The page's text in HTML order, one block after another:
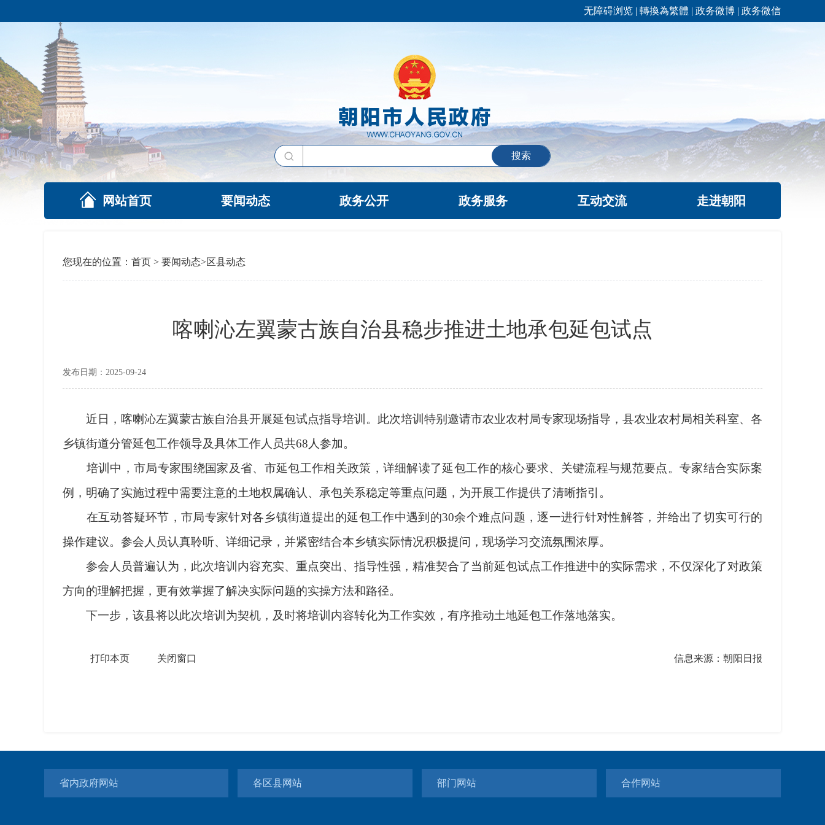
无障碍浏览 | 轉換為繁體 | 政务微博 | 政务微信
搜索
网站首页 要闻动态 政务公开 政务服务 互动交流 走进朝阳
您现在的位置： 首页 > 要闻动态>区县动态
喀喇沁左翼蒙古族自治县稳步推进土地承包延包试点
发布日期：2025-09-24
近日，喀喇沁左翼蒙古族自治县开展延包试点指导培训。此次培训特别邀请市农业农村局专家现场指导，县农业农村局相关科室、各
乡镇街道分管延包工作领导及具体工作人员共68人参加。
培训中，市局专家围绕国家及省、市延包工作相关政策，详细解读了延包工作的核心要求、关键流程与规范要点。专家结合实际案
例，明确了实施过程中需要注意的土地权属确认、承包关系稳定等重点问题，为开展工作提供了清晰指引。
在互动答疑环节，市局专家针对各乡镇街道提出的延包工作中遇到的30余个难点问题，逐一进行针对性解答，并给出了切实可行的
操作建议。参会人员认真聆听、详细记录，并紧密结合本乡镇实际情况积极提问，现场学习交流氛围浓厚。
参会人员普遍认为，此次培训内容充实、重点突出、指导性强，精准契合了当前延包试点工作推进中的实际需求，不仅深化了对政策
方向的理解把握，更有效掌握了解决实际问题的实操方法和路径。
下一步，该县将以此次培训为契机，及时将培训内容转化为工作实效，有序推动土地延包工作落地落实。
打印本页 关闭窗口 信息来源：朝阳日报
省内政府网站 各区县网站 部门网站 合作网站